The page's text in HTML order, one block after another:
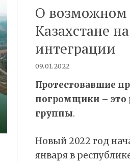
О возможном
Казахстане
интеграции
09.01.2022
Протестовавшие
погромщики – это
группы.
Новый 2022 год
января в